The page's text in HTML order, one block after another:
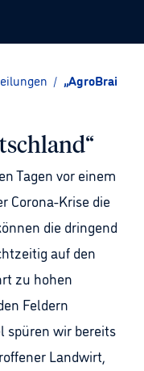
/ „AgroBrain“
Tagen vor einem
Corona-Krise die
die dringend
auf den
zu hohen
Feldern
spüren wir bereits
Landwirt,